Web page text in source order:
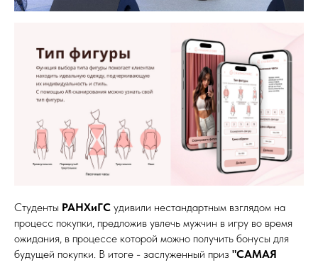
Студенты РАНХиГС удивили нестандартным взглядом на
процесс покупки, предложив увлечь мужчин в игру во время
ожидания, в процессе которой можно получить бонусы для
будущей покупки. В итоге - заслуженный приз "САМАЯ